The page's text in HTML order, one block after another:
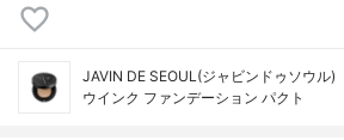
JAVIN DE SEOUL(ジャビンドゥソウル)
ウインク ファンデーション パクト